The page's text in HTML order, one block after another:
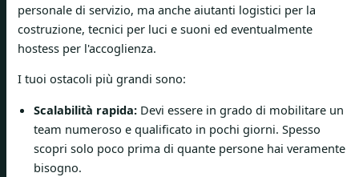
personale di servizio, ma anche aiutanti logistici per la
costruzione, tecnici per luci e suoni ed eventualmente
hostess per l'accoglienza.
I tuoi ostacoli più grandi sono:
Scalabilità rapida: Devi essere in grado di mobilitare un
team numeroso e qualificato in pochi giorni. Spesso
scopri solo poco prima di quante persone hai veramente
bisogno.